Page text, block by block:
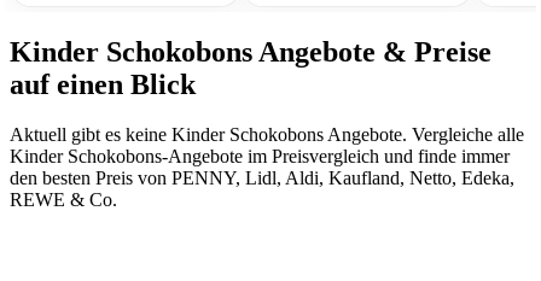
Kinder Schokobons Angebote & Preise
auf einen Blick
Aktuell gibt es keine Kinder Schokobons Angebote. Vergleiche alle
Kinder Schokobons-Angebote im Preisvergleich und finde immer
den besten Preis von PENNY, Lidl, Aldi, Kaufland, Netto, Edeka,
REWE & Co.